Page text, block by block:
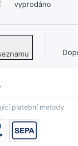
vyprodáno
platební metody